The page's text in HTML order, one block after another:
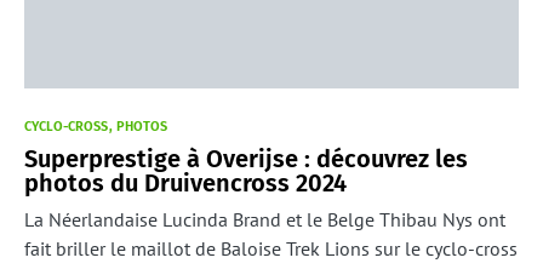
CYCLO-CROSS PHOTOS
Superprestige à Overijse : découvrez les
photos du Druivencross 2024
La Néerlandaise Lucinda Brand et le Belge Thibau Nys ont
fait briller le maillot de Baloise Trek Lions sur le cyclo-cross